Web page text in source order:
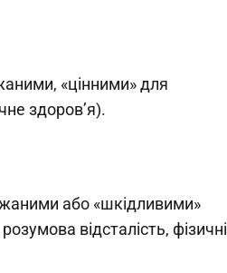
«цінними» для
здоров’я).
або «шкідливими»
відсталість, фізичні